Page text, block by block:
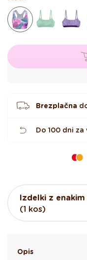
5
z
v
d
i
c
Brezplačna
Do 100 dni za
Izdelki z
(1 kos)
Opis